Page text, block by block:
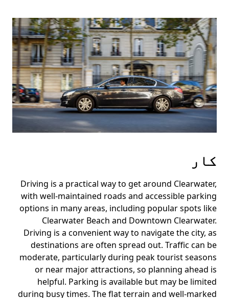
کار
Driving is a practical way to get around Clearwater,
with well-maintained roads and accessible parking
options in many areas, including popular spots like
Clearwater Beach and Downtown Clearwater.
Driving is a convenient way to navigate the city, as
destinations are often spread out. Traffic can be
moderate, particularly during peak tourist seasons
or near major attractions, so planning ahead is
helpful. Parking is available but may be limited
during busy times. The flat terrain and well-marked